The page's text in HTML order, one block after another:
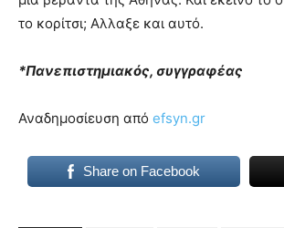
το κορίτσι; Αλλαξε και αυτό.
*Πανεπιστημιακός, συγγραφέας
Αναδημοσίευση από efsyn.gr
Share on Facebook